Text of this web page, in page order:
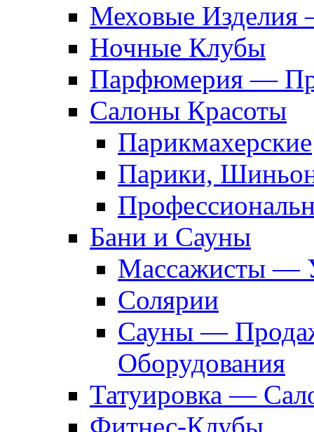
Меховые Изделия
Ночные Клубы
Парфюмерия —
Салоны Красоты
Парикмахерские
Парики,
Бани и Сауны
Массажисты —
Солярии
Сауны —
Оборудования
Татуировка —